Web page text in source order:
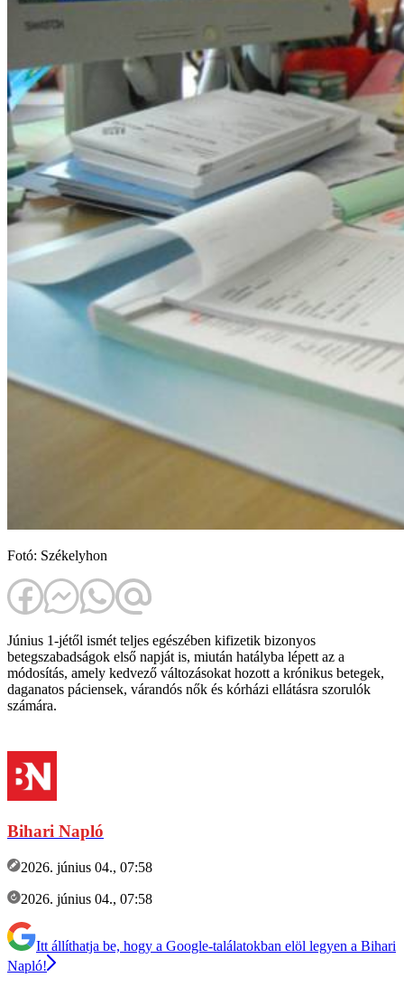
Fotó: Székelyhon
Június 1-jétől ismét teljes egészében kifizetik bizonyos
betegszabadságok első napját is, miután hatályba lépett az a
módosítás, amely kedvező változásokat hozott a krónikus betegek,
daganatos páciensek, várandós nők és kórházi ellátásra szorulók
számára.
Bihari Napló
2026. június 04., 07:58
2026. június 04., 07:58
Itt állíthatja be, hogy a Google-találatokban elöl legyen a Bihari
Napló!